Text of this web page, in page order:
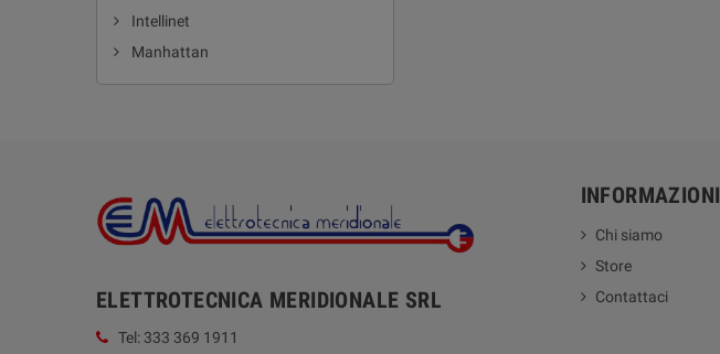
Intellinet
Manhattan
ELETTROTECNICA MERIDIONALE SRL
Tel: 333 369 1911
INFORMAZIONI
Chi siamo
Store
Contattaci